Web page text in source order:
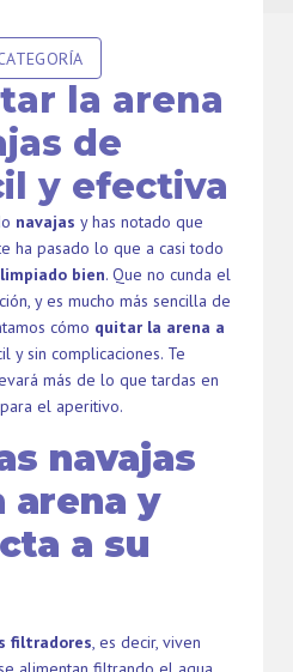
la arena
de
y efectiva
navajas y has notado que
ha pasado lo que a casi todo
bien. Que no cunda el
y es mucho más sencilla de
cómo quitar la arena a
y sin complicaciones. Te
más de lo que tardas en
el aperitivo.
navajas
arena y
a su
filtradores, es decir, viven